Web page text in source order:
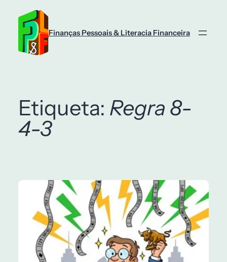
conteúdo
Finanças Pessoais & Literacia Financeira
Etiqueta: Regra 8-
4-3